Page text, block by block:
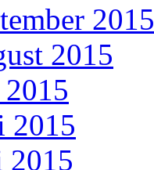
2015
2015
2015
2015